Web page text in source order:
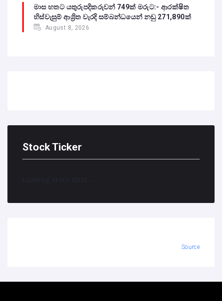
මාස හතට යතුරුපදිකරුවන් 749ක් මරුට:- ආරක්ෂිත
හිස්වැසුම් ආශ්‍රිත වැරදි සම්බන්ධයෙන් නඩු 271,890ක්
August 8, 2026
Stock Ticker
Loading stock data...
Source